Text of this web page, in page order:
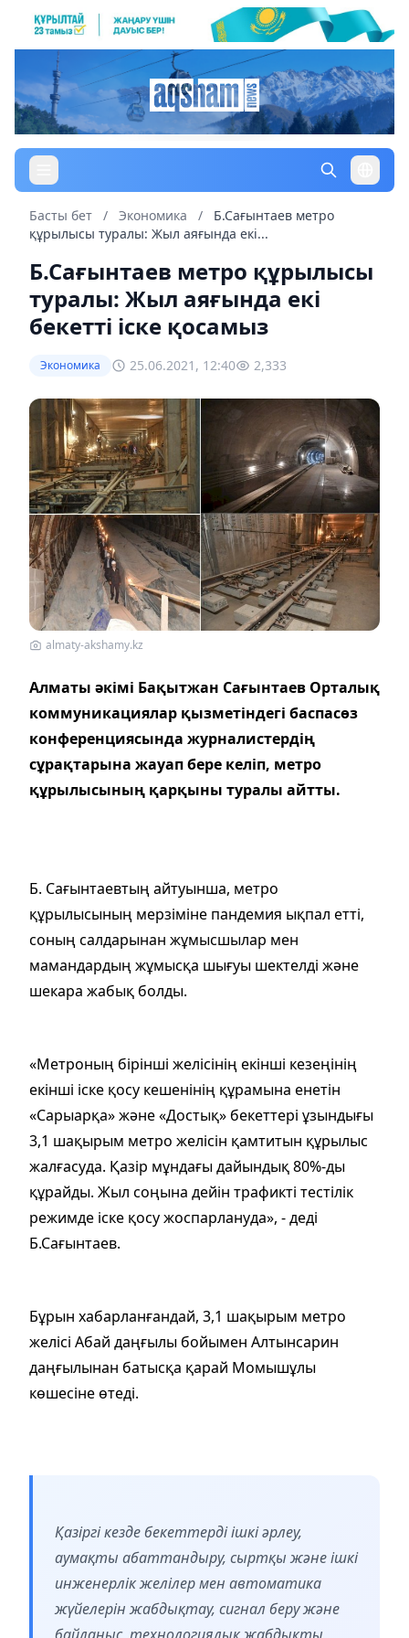
Басты бет / Экономика /
Б.Сағынтаев метро
құрылысы туралы: Жыл аяғында екі...
Б.Сағынтаев метро құрылысы
туралы: Жыл аяғында екі
бекетті іске қосамыз
Экономика 25.06.2021, 12:40 2,333
almaty-akshamy.kz
Алматы әкімі Бақытжан Сағынтаев Орталық
коммуникациялар қызметіндегі баспасөз
конференциясында журналистердің
сұрақтарына жауап бере келіп, метро
құрылысының қарқыны туралы айтты.
Б. Сағынтаевтың айтуынша, метро
құрылысының мерзіміне пандемия ықпал етті,
соның салдарынан жұмысшылар мен
мамандардың жұмысқа шығуы шектелді және
шекара жабық болды.
«Метроның бірінші желісінің екінші кезеңінің
екінші іске қосу кешенінің құрамына енетін
«Сарыарқа» және «Достық» бекеттері ұзындығы
3,1 шақырым метро желісін қамтитын құрылыс
жалғасуда. Қазір мұндағы дайындық 80%-ды
құрайды. Жыл соңына дейін трафикті тестілік
режимде іске қосу жоспарлануда», - деді
Б.Сағынтаев.
Бұрын хабарланғандай, 3,1 шақырым метро
желісі Абай даңғылы бойымен Алтынсарин
даңғылынан батысқа қарай Момышұлы
көшесіне өтеді.
Қазіргі кезде бекеттерді ішкі әрлеу,
аумақты абаттандыру, сыртқы және ішкі
инженерлік желілер мен автоматика
жүйелерін жабдықтау, сигнал беру және